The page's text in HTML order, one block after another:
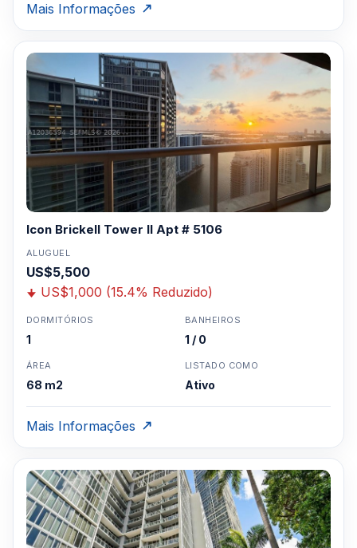
Mais Informações
Icon Brickell Tower II Apt # 5106
ALUGUEL
US$5,500
US$1,000 (15.4% Reduzido)
DORMITÓRIOS
1
BANHEIROS
1 / 0
ÁREA
68 m2
LISTADO COMO
Ativo
Mais Informações